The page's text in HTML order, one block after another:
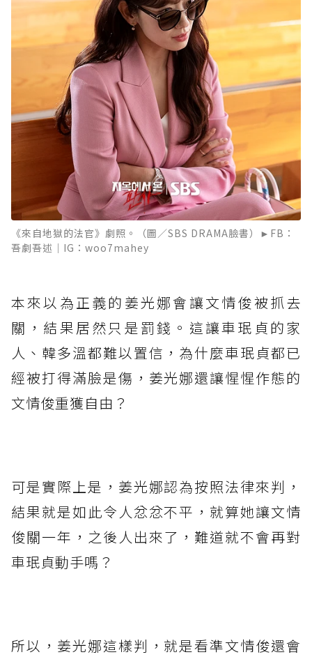
《來自地獄的法官》劇照。（圖／SBS DRAMA臉書）►FB：
吾劇吾述｜IG：woo7mahey
本來以為正義的姜光娜會讓文情俊被抓去
關，結果居然只是罰錢。這讓車珉貞的家
人、韓多溫都難以置信，為什麼車珉貞都已
經被打得滿臉是傷，姜光娜還讓惺惺作態的
文情俊重獲自由？
可是實際上是，姜光娜認為按照法律來判，
結果就是如此令人忿忿不平，就算她讓文情
俊關一年，之後人出來了，難道就不會再對
車珉貞動手嗎？
所以，姜光娜這樣判，就是看準文情俊還會